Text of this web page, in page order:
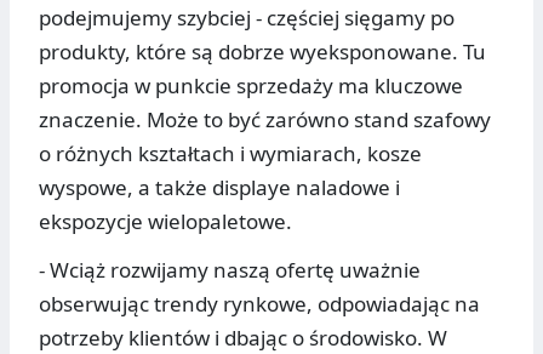
podejmujemy szybciej - częściej sięgamy po
produkty, które są dobrze wyeksponowane. Tu
promocja w punkcie sprzedaży ma kluczowe
znaczenie. Może to być zarówno stand szafowy
o różnych kształtach i wymiarach, kosze
wyspowe, a także displaye naladowe i
ekspozycje wielopaletowe.
- Wciąż rozwijamy naszą ofertę uważnie
obserwując trendy rynkowe, odpowiadając na
potrzeby klientów i dbając o środowisko. W